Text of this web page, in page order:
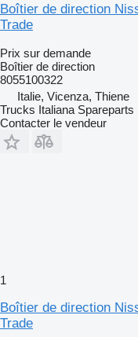
Boîtier de direction
Trade
Prix sur demande
Boîtier de direction
8055100322
Italie, Vicenza, Thiene
Trucks Italiana Spareparts
Contacter le vendeur
1
Boîtier de direction
Trade